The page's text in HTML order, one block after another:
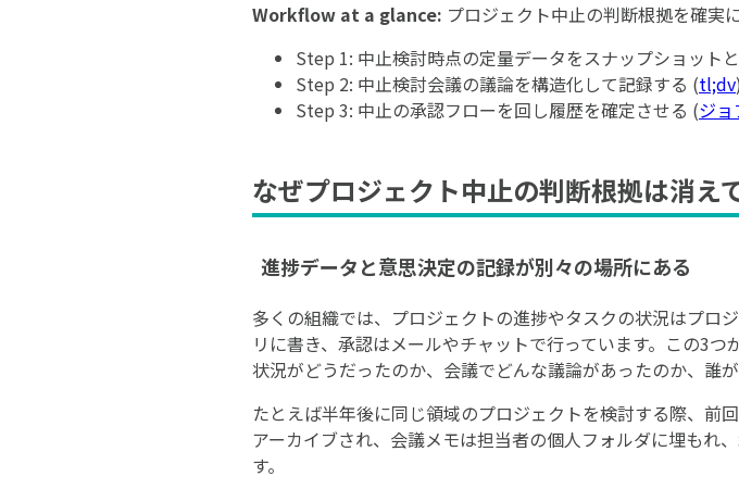
Workflow at a glance: プロジェクト中止の判断根拠を確実
Step 1: 中止検討時点の定量データをスナップショット
Step 2: 中止検討会議の議論を構造化して記録する (tl;dv
Step 3: 中止の承認フローを回し履歴を確定させる (ジ
なぜプロジェクト中止の判断根拠は消え
進捗データと意思決定の記録が別々の場所にある
多くの組織では、プロジェクトの進捗やタスクの状況はプロ
リに書き、承認はメールやチャットで行っています。この3
状況がどうだったのか、会議でどんな議論があったのか、誰
たとえば半年後に同じ領域のプロジェクトを検討する際、前
アーカイブされ、会議メモは担当者の個人フォルダに埋もれ
す。